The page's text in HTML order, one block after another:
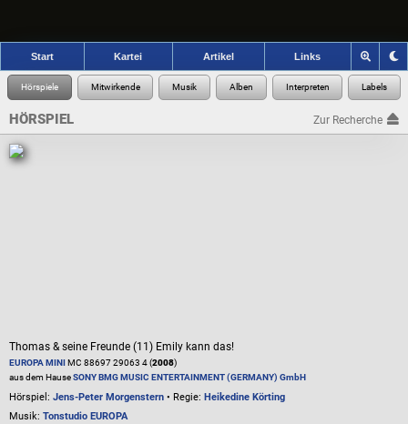
Start Kartei Artikel Links
HÖRSPIEL Zur Recherche
Thomas & seine Freunde (11) Emily kann das!
EUROPA MINIMC 88697 29063 4 (2008)
aus dem HauseSONY BMG MUSIC ENTERTAINMENT (GERMANY) GmbH
Hörspiel: Jens-Peter Morgenstern • Regie: Heikedine Körting
Musik: Tonstudio EUROPA